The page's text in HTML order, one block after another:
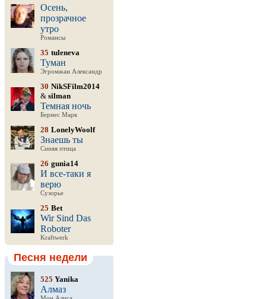
Осень,
прозрачное
утро
Романсы
35 tuleneva
Туман
Эгромжан Александр
30 NikSFilm2014
& silman
Темная ночь
Бернес Марк
28 LonelyWoolf
Знаешь ты
Синяя птица
26 gunia14
И все-таки я
верю
Сузорье
25 Bet
Wir Sind Das
Roboter
Kraftwerk
Песня недели
525 Yanika
Алмаз